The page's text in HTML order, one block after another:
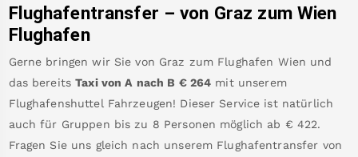
Flughafentransfer – von Graz zum Wien
Flughafen
Gerne bringen wir Sie von Graz zum Flughafen Wien und
das bereits Taxi von A nach B € 264 mit unserem
Flughafenshuttel Fahrzeugen! Dieser Service ist natürlich
auch für Gruppen bis zu 8 Personen möglich ab € 422.
Fragen Sie uns gleich nach unserem Flughafentransfer von